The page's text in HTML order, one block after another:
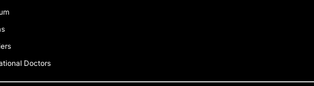
Doctors